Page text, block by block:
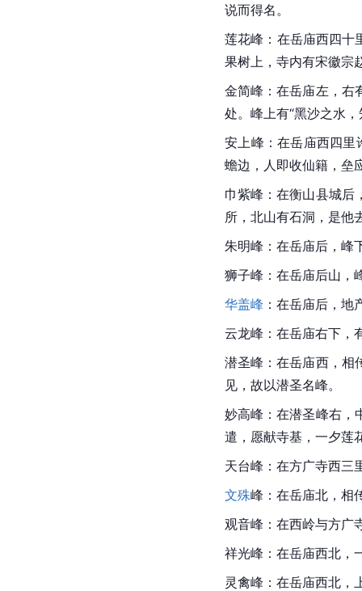
说而得名。
莲花峰：在岳庙西四十
果树上，寺内有宋徽宗
金简峰：在岳庙左，右
处。峰上有“黑沙之水
安上峰：在岳庙西四里
蟾边，人即收仙籍，垒
巾紫峰：在衡山县城后
所，北山有石洞，是他
朱明峰：在岳庙后，峰
狮子峰：在岳庙后山，
华盖峰 ：在岳庙后，地
云龙峰：在岳庙右下，
潜圣峰：在岳庙西，相
见，故以潜圣名峰。
妙高峰：在潜圣峰右，
遣，愿献寺基，一夕莲
天台峰：在方广寺西三
文殊峰：在岳庙北，相
观音峰：在西岭与方广
祥光峰：在岳庙西北，
灵禽峰：在岳庙西北，